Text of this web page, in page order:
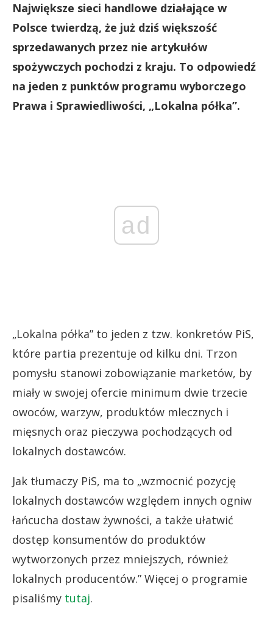
Największe sieci handlowe działające w
Polsce twierdzą, że już dziś większość
sprzedawanych przez nie artykułów
spożywczych pochodzi z kraju. To odpowiedź
na jeden z punktów programu wyborczego
Prawa i Sprawiedliwości, „Lokalna półka”.
ad
„Lokalna półka” to jeden z tzw. konkretów PiS,
które partia prezentuje od kilku dni. Trzon
pomysłu stanowi zobowiązanie marketów, by
miały w swojej ofercie minimum dwie trzecie
owoców, warzyw, produktów mlecznych i
mięsnych oraz pieczywa pochodzących od
lokalnych dostawców.
Jak tłumaczy PiS, ma to „wzmocnić pozycję
lokalnych dostawców względem innych ogniw
łańcucha dostaw żywności, a także ułatwić
dostęp konsumentów do produktów
wytworzonych przez mniejszych, również
lokalnych producentów.” Więcej o programie
pisaliśmy tutaj.